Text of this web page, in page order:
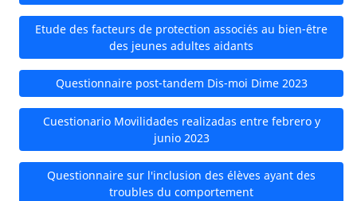
Etude des facteurs de protection associés au bien-être
des jeunes adultes aidants
Questionnaire post-tandem Dis-moi Dime 2023
Cuestionario Movilidades realizadas entre febrero y
junio 2023
Questionnaire sur l'inclusion des élèves ayant des
troubles du comportement